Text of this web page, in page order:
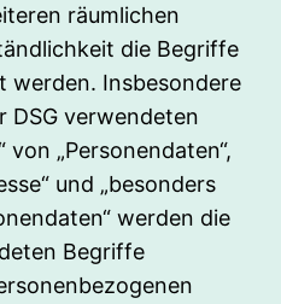
räumlichen
die Begriffe
werden. Insbesondere
DSG verwendeten
„Personendaten“,
und „besonders
werden die
Begriffe